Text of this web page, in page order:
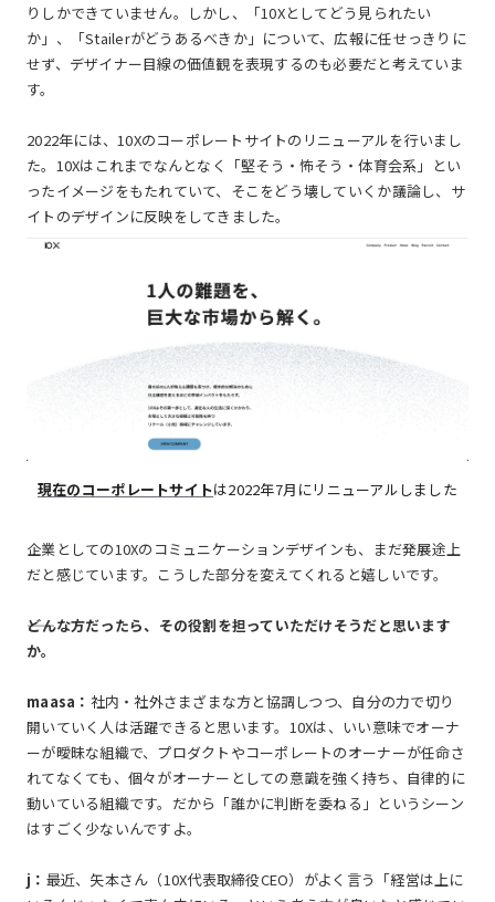
りしかできていません。しかし、「10Xとしてどう見られたい
か」、「Stailerがどうあるべきか」について、広報に任せっきりに
せず、デザイナー目線の価値観を表現するのも必要だと考えていま
す。
2022年には、10Xのコーポレートサイトのリニューアルを行いまし
た。10Xはこれまでなんとなく「堅そう・怖そう・体育会系」とい
ったイメージをもたれていて、そこをどう壊していくか議論し、サ
イトのデザインに反映をしてきました。
現在のコーポレートサイトは2022年7月にリニューアルしました
企業としての10Xのコミュニケーションデザインも、まだ発展途上
だと感じています。こうした部分を変えてくれると嬉しいです。
――どんな方だったら、その役割を担っていただけそうだと思います
か。
maasa： 社内・社外さまざまな方と協調しつつ、自分の力で切り
開いていく人は活躍できると思います。10Xは、いい意味でオーナ
ーが曖昧な組織で、プロダクトやコーポレートのオーナーが任命さ
れてなくても、個々がオーナーとしての意識を強く持ち、自律的に
動いている組織です。だから「誰かに判断を委ねる」というシーン
はすごく少ないんですよ。
j： 最近、矢本さん（10X代表取締役CEO）がよく言う「経営は上に